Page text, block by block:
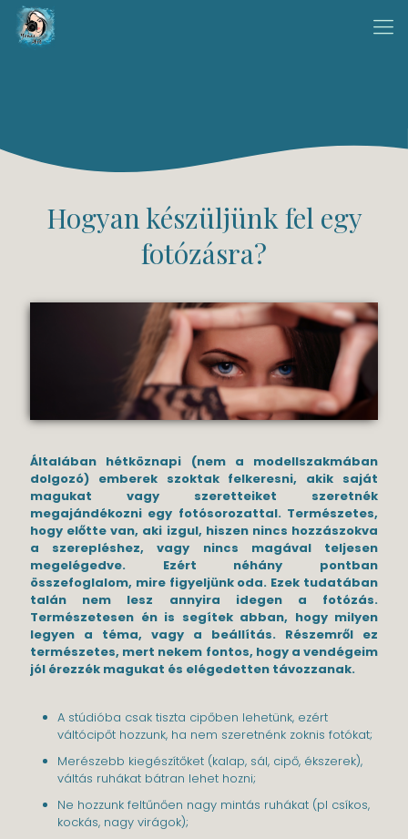
Hogyan készüljünk fel egy
fotózásra?
Általában hétköznapi (nem a modellszakmában
dolgozó) emberek szoktak felkeresni, akik saját
magukat vagy szeretteiket szeretnék
megajándékozni egy fotósorozattal. Természetes,
hogy előtte van, aki izgul, hiszen nincs hozzászokva
a szerepléshez, vagy nincs magával teljesen
megelégedve. Ezért néhány pontban
összefoglalom, mire figyeljünk oda. Ezek tudatában
talán nem lesz annyira idegen a fotózás.
Természetesen én is segítek abban, hogy milyen
legyen a téma, vagy a beállítás. Részemről ez
természetes, mert nekem fontos, hogy a vendégeim
jól érezzék magukat és elégedetten távozzanak.
A stúdióba csak tiszta cipőben lehetünk, ezért
váltócipőt hozzunk, ha nem szeretnénk zoknis fotókat;
Merészebb kiegészítőket (kalap, sál, cipő, ékszerek),
váltás ruhákat bátran lehet hozni;
Ne hozzunk feltűnően nagy mintás ruhákat (pl csíkos,
kockás, nagy virágok);